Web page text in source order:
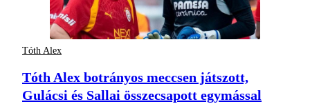
Tóth Alex
Tóth Alex botrányos meccsen játszott,
Gulácsi és Sallai összecsapott egymással